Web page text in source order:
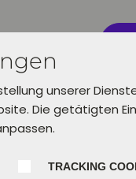
unserer
Die getätigten
TRACKING